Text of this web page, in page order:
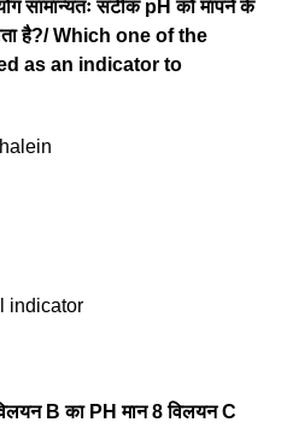
सामान्यतः सटीक pH को मापने के
है?/ Which one of the
as an indicator to
indicator
B का PH मान 8 विलयन C